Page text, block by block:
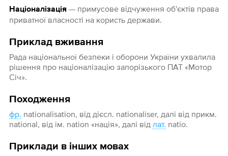
Націоналізація— примусове відчуження об'єктів права
приватної власності на користь держави.
Приклад вживання
Рада національної безпеки і оборони України ухвалила
рішення про націоналізацію запорізького ПАТ «Мотор
Січ».
Походження
фр. nationalisation, від дієсл. nationaliser, далі від прикм.
national, від ім. nation «нація», далі від лат. natio.
Приклади в інших мовах